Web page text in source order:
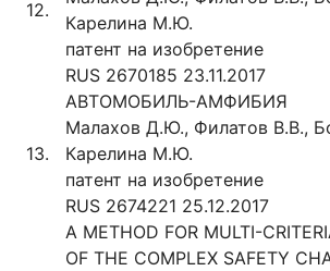
12.
Карелина М.Ю.
патент на изобретение
RUS 2670185 23.11.2017
13.
АВТОМОБИЛЬ-АМФИБИЯ
Малахов Д.Ю., Филатов В.В.,
Карелина М.Ю.
патент на изобретение
RUS 2674221 25.12.2017
A METHOD FOR MULTI-
OF THE COMPLEX SAFETY